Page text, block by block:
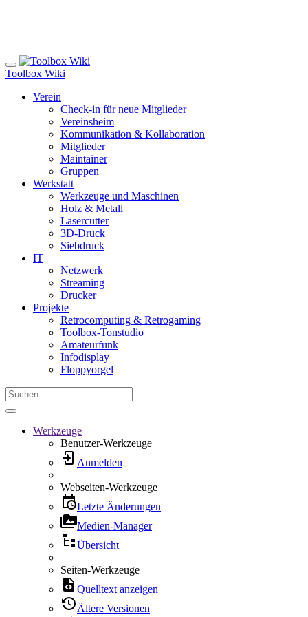
Toolbox Wiki
Verein
Check-in für neue Mitglieder
Vereinsheim
Kommunikation & Kollaboration
Mitglieder
Maintainer
Gruppen
Werkstatt
Werkzeuge und Maschinen
Holz & Metall
Lasercutter
3D-Druck
Siebdruck
IT
Netzwerk
Streaming
Drucker
Projekte
Retrocomputing & Retrogaming
Toolbox-Tonstudio
Amateurfunk
Infodisplay
Floppyorgel
Werkzeuge
Benutzer-Werkzeuge
Anmelden
Webseiten-Werkzeuge
Letzte Änderungen
Medien-Manager
Übersicht
Seiten-Werkzeuge
Quelltext anzeigen
Ältere Versionen